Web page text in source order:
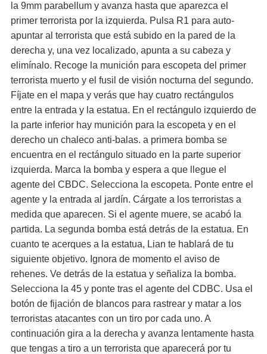
la 9mm parabellum y avanza hasta que aparezca el
primer terrorista por la izquierda. Pulsa R1 para auto-
apuntar al terrorista que está subido en la pared de la
derecha y, una vez localizado, apunta a su cabeza y
elimínalo. Recoge la munición para escopeta del primer
terrorista muerto y el fusil de visión nocturna del segundo.
Fíjate en el mapa y verás que hay cuatro rectángulos
entre la entrada y la estatua. En el rectángulo izquierdo de
la parte inferior hay munición para la escopeta y en el
derecho un chaleco anti-balas. a primera bomba se
encuentra en el rectángulo situado en la parte superior
izquierda. Marca la bomba y espera a que llegue el
agente del CBDC. Selecciona la escopeta. Ponte entre el
agente y la entrada al jardín. Cárgate a los terroristas a
medida que aparecen. Si el agente muere, se acabó la
partida. La segunda bomba está detrás de la estatua. En
cuanto te acerques a la estatua, Lian te hablará de tu
siguiente objetivo. Ignora de momento el aviso de
rehenes. Ve detrás de la estatua y señaliza la bomba.
Selecciona la 45 y ponte tras el agente del CDBC. Usa el
botón de fijación de blancos para rastrear y matar a los
terroristas atacantes con un tiro por cada uno. A
continuación gira a la derecha y avanza lentamente hasta
que tengas a tiro a un terrorista que aparecerá por tu